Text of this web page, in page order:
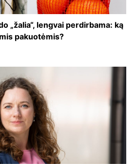
„žalia“, lengvai perdirbama: ką
pakuotėmis?